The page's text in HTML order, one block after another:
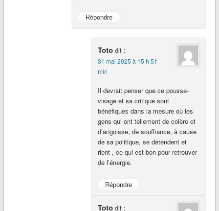
Répondre
Toto dit :
31 mai 2025 à 15 h 51
min
Il devrait penser que ce pousse-
visage et sa critique sont
bénéfiques dans la mesure où les
gens qui ont tellement de colère et
d’angoisse, de souffrance, à cause
de sa politique, se détendent et
rient , ce qui est bon pour retrouver
de l’énergie.
Répondre
Toto dit :